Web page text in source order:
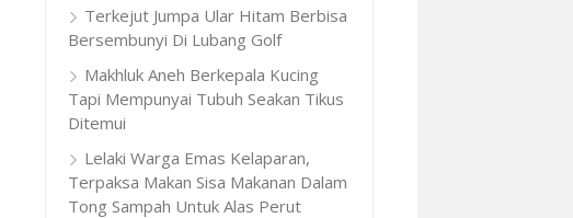
Terkejut Jumpa Ular Hitam Berbisa
Bersembunyi Di Lubang Golf
Makhluk Aneh Berkepala Kucing
Tapi Mempunyai Tubuh Seakan Tikus
Ditemui
Lelaki Warga Emas Kelaparan,
Terpaksa Makan Sisa Makanan Dalam
Tong Sampah Untuk Alas Perut